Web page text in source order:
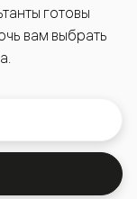
готовы
вам выбрать